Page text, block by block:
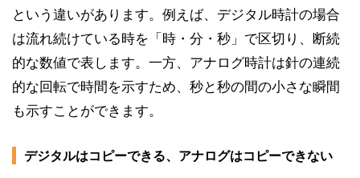
という違いがあります。例えば、デジタル時計の場合
は流れ続けている時を「時・分・秒」で区切り、断続
的な数値で表します。一方、アナログ時計は針の連続
的な回転で時間を示すため、秒と秒の間の小さな瞬間
も示すことができます。
デジタルはコピーできる、アナログはコピーできない